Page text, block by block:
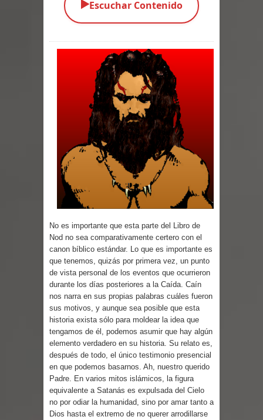
Parte 03: La Traición
Parte 01: El Comienzo
Parte 01: El Enemigo Interior
Exaltados y Muertos Vivientes
Los Muertos se Levantan (Relato)
Los Monstruos más Buscados
Parte 09: Los Muertos Cuentan
Parte 08: Ultratumba
Parte 07: Asuntos que Resolver
▶️Escuchar Contenido
No es importante que esta parte del Libro de
Nod no sea comparativamente certero con el
canon bíblico estándar. Lo que es importante es
que tenemos, quizás por primera vez, un punto
de vista personal de los eventos que ocurrieron
durante los días posteriores a la Caída. Caín
nos narra en sus propias palabras cuáles fueron
sus motivos, y aunque sea posible que esta
historia exista sólo para moldear la idea que
tengamos de él, podemos asumir que hay algún
elemento verdadero en su historia. Su relato es,
después de todo, el único testimonio presencial
en que podemos basarnos. Ah, nuestro querido
Padre. En varios mitos islámicos, la figura
equivalente a Satanás es expulsada del Cielo
no por odiar la humanidad, sino por amar tanto a
Dios hasta el extremo de no querer arrodillarse